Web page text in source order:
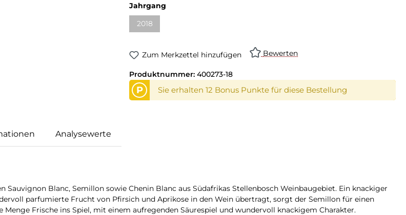
Jahrgang
2018(Diese Option ist zurzeit nicht verfügbar.)
Zum Merkzettel hinzufügen Bewerten
Produktnummer: 400273-18
P Sie erhalten 12 Bonus Punkte für diese Bestellung
Analysewerte
Sauvignon Blanc, Semillon sowie Chenin Blanc aus Südafrikas Stellenbosch Weinbaugebiet. Ein knackiger
parfumierte Frucht von Pfirsich und Aprikose in den Wein übertragt, sorgt der Semillon für einen
Frische ins Spiel, mit einem aufregenden Säurespiel und wundervoll knackigem Charakter.